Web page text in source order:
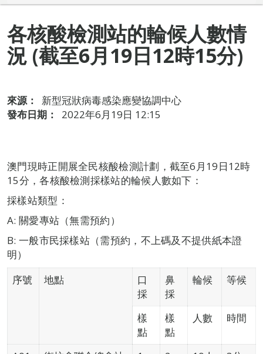
各核酸檢測站的輪候人數情
況 (截至6月19日12時15分)
來源：
新型冠狀病毒感染應變協調中心
發布日期：
2022年6月19日 12:15
澳門現時正開展全民核酸檢測計劃，截至6月19日12時
15分，各核酸檢測採樣站的輪候人數如下：
採樣站類型：
A: 關愛專站（無需預約）
B: 一般市民採樣站（需預約，不上碼及不提供紙本證
明）
序號
地點
口
採
鼻
採
輪候 等候
樣
點
樣
點
人數 時間